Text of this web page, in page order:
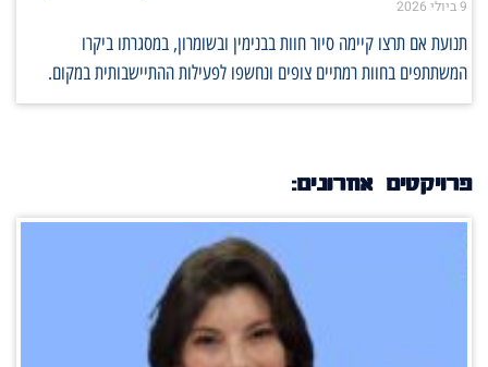
9 ביולי 2026
תנועת אם תרצו קיימה סיור חוות בבנימין ובשומרון, במסגרתו ביקרו
המשתתפים בחוות רמתיים צופים ונחשפו לפעילות ההתיישבותית במקום.
פרויקטים אחרונים: